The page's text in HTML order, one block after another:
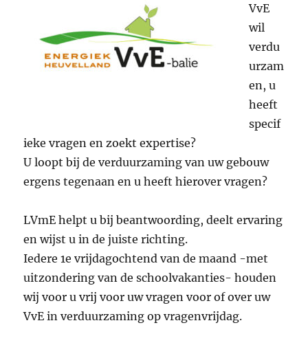
VvE
wil
verdu
urzam
en, u
heeft
specif
ieke vragen en zoekt expertise?
U loopt bij de verduurzaming van uw gebouw
ergens tegenaan en u heeft hierover vragen?
LVmE helpt u bij beantwoording, deelt ervaring
en wijst u in de juiste richting.
Iedere 1e vrijdagochtend van de maand -met
uitzondering van de schoolvakanties- houden
wij voor u vrij voor uw vragen voor of over uw
VvE in verduurzaming op vragenvrijdag.